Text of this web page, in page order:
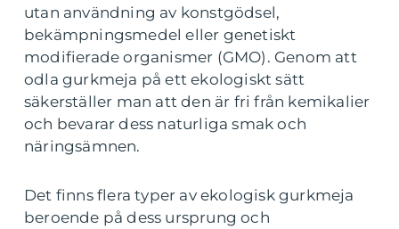
utan användning av konstgödsel,
bekämpningsmedel eller genetiskt
modifierade organismer (GMO). Genom att
odla gurkmeja på ett ekologiskt sätt
säkerställer man att den är fri från kemikalier
och bevarar dess naturliga smak och
näringsämnen.
Det finns flera typer av ekologisk gurkmeja
beroende på dess ursprung och